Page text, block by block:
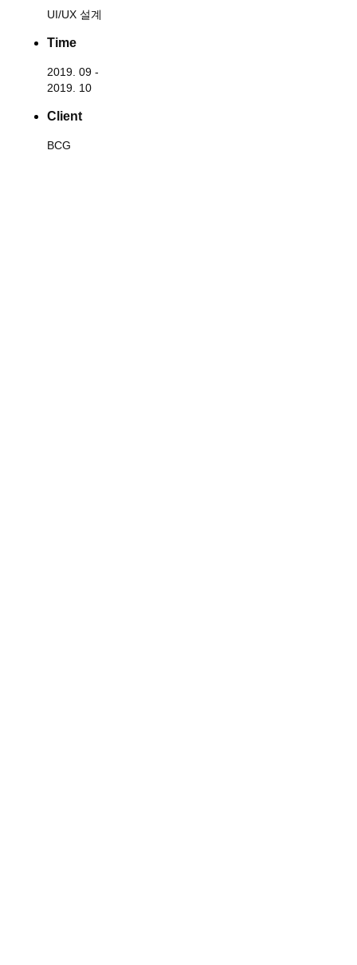
UI/UX 설계
Time
2019. 09 -
2019. 10
Client
BCG